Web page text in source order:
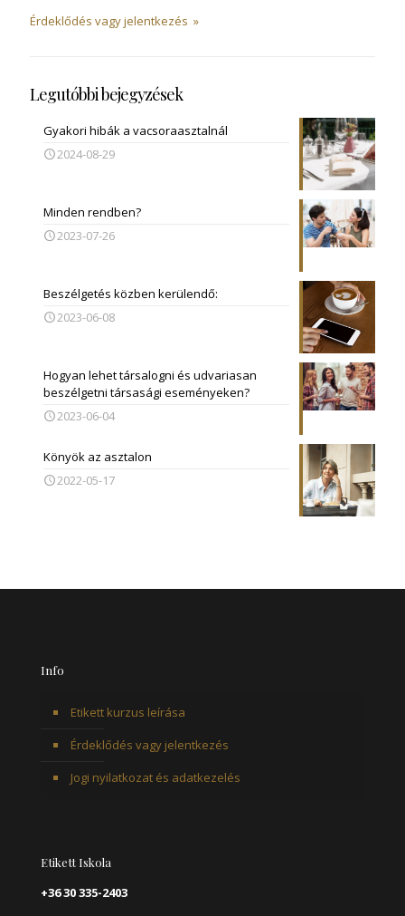
Érdeklődés vagy jelentkezés »
Legutóbbi bejegyzések
Gyakori hibák a vacsoraasztalnál
2024-08-29
Minden rendben?
2023-07-26
Beszélgetés közben kerülendő:
2023-06-08
Hogyan lehet társalogni és udvariasan
beszélgetni társasági eseményeken?
2023-06-04
Könyök az asztalon
2022-05-17
Info
Etikett kurzus leírása
Érdeklődés vagy jelentkezés
Jogi nyilatkozat és adatkezelés
Etikett Iskola
+36 30 335-2403